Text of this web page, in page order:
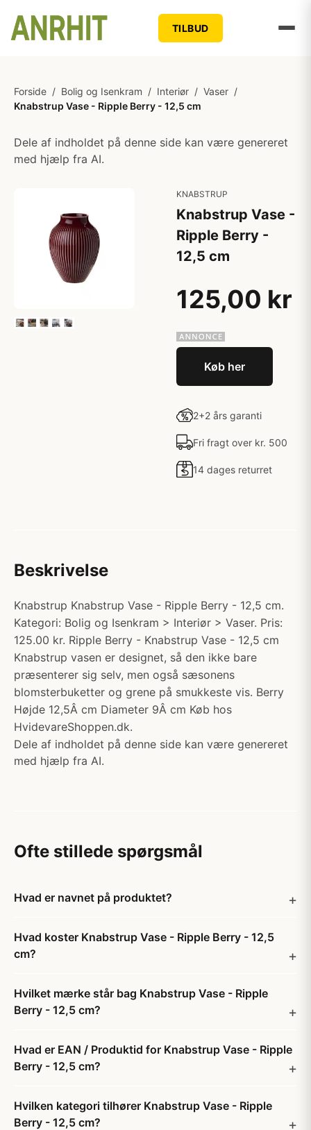
TILBUD
Forside / Bolig og Isenkram / Interiør / Vaser /
Knabstrup Vase - Ripple Berry - 12,5 cm
Dele af indholdet på denne side kan være genereret
med hjælp fra AI.
KNABSTRUP
Knabstrup Vase -
Ripple Berry -
12,5 cm
125,00 kr
Køb her
2+2 års garanti
Fri fragt over kr. 500
14 dages returret
Beskrivelse
Knabstrup Knabstrup Vase - Ripple Berry - 12,5 cm.
Kategori: Bolig og Isenkram > Interiør > Vaser. Pris:
125.00 kr. Ripple Berry - Knabstrup Vase - 12,5 cm
Knabstrup vasen er designet, så den ikke bare
præsenterer sig selv, men også sæsonens
blomsterbuketter og grene på smukkeste vis. Berry
Højde 12,5Â cm Diameter 9Â cm Køb hos
HvidevareShoppen.dk.
Dele af indholdet på denne side kan være genereret
med hjælp fra AI.
Ofte stillede spørgsmål
Hvad er navnet på produktet?
Hvad koster Knabstrup Vase - Ripple Berry - 12,5
cm?
Hvilket mærke står bag Knabstrup Vase - Ripple
Berry - 12,5 cm?
Hvad er EAN / Produktid for Knabstrup Vase - Ripple
Berry - 12,5 cm?
Hvilken kategori tilhører Knabstrup Vase - Ripple
Berry - 12,5 cm?